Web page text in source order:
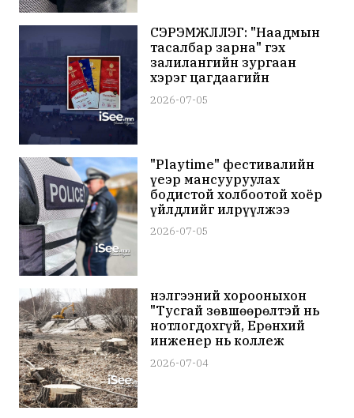
СЭРЭМЖЛҮҮЛЭГ: "Наадмын
тасалбар зарна" гэх
залилангийн зургаан
хэрэг цагдаагийн
байгууллагад бүртгэгджээ
2026-07-05
"Playtime" фестивалийн
үеэр мансууруулах
бодистой холбоотой хоёр
үйлдлийг илрүүлжээ
2026-07-05
Үнэлгээний хорооныхон
"Тусгай зөвшөөрөлтэй нь
нотлогдохгүй, Ерөнхий
инженер нь коллеж
эчнээгээр төгссөн"
Хятадын компанийг
2026-07-04